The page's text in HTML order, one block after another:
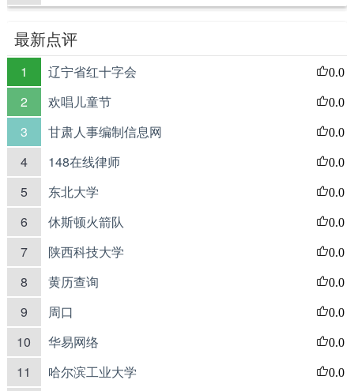
最新点评
1 辽宁省红十字会 0.0
2 欢唱儿童节 0.0
3 甘肃人事编制信息网 0.0
4 148在线律师 0.0
5 东北大学 0.0
6 休斯顿火箭队 0.0
7 陕西科技大学 0.0
8 黄历查询 0.0
9 周口 0.0
10 华易网络 0.0
11 哈尔滨工业大学 0.0